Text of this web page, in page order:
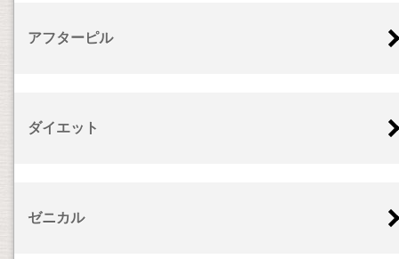
アフターピル
ダイエット
ゼニカル